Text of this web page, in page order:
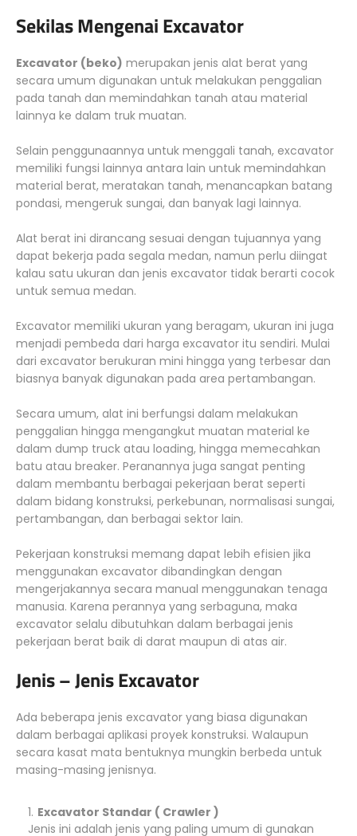
Sekilas Mengenai Excavator
Excavator (beko) merupakan jenis alat berat yang
secara umum digunakan untuk melakukan penggalian
pada tanah dan memindahkan tanah atau material
lainnya ke dalam truk muatan.
Selain penggunaannya untuk menggali tanah, excavator
memiliki fungsi lainnya antara lain untuk memindahkan
material berat, meratakan tanah, menancapkan batang
pondasi, mengeruk sungai, dan banyak lagi lainnya.
Alat berat ini dirancang sesuai dengan tujuannya yang
dapat bekerja pada segala medan, namun perlu diingat
kalau satu ukuran dan jenis excavator tidak berarti cocok
untuk semua medan.
Excavator memiliki ukuran yang beragam, ukuran ini juga
menjadi pembeda dari harga excavator itu sendiri. Mulai
dari excavator berukuran mini hingga yang terbesar dan
biasnya banyak digunakan pada area pertambangan.
Secara umum, alat ini berfungsi dalam melakukan
penggalian hingga mengangkut muatan material ke
dalam dump truck atau loading, hingga memecahkan
batu atau breaker. Peranannya juga sangat penting
dalam membantu berbagai pekerjaan berat seperti
dalam bidang konstruksi, perkebunan, normalisasi sungai,
pertambangan, dan berbagai sektor lain.
Pekerjaan konstruksi memang dapat lebih efisien jika
menggunakan excavator dibandingkan dengan
mengerjakannya secara manual menggunakan tenaga
manusia. Karena perannya yang serbaguna, maka
excavator selalu dibutuhkan dalam berbagai jenis
pekerjaan berat baik di darat maupun di atas air.
Jenis – Jenis Excavator
Ada beberapa jenis excavator yang biasa digunakan
dalam berbagai aplikasi proyek konstruksi. Walaupun
secara kasat mata bentuknya mungkin berbeda untuk
masing-masing jenisnya.
Excavator Standar ( Crawler )
Jenis ini adalah jenis yang paling umum di gunakan